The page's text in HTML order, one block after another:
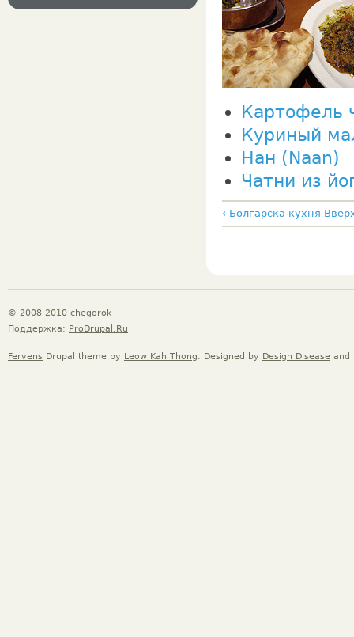
Картофель
Куриный
Нан (Naan)
Чатни из
‹ Болгарска кухня
© 2008-2010 chegorok
Поддержка: ProDrupal.Ru
Fervens Drupal theme by Leow Kah Thong. Designed by Design Disease and